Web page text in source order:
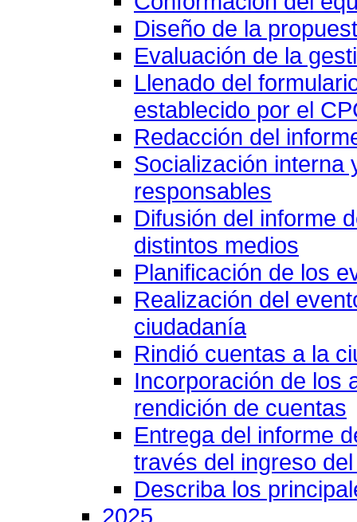
Diseño de la
Evaluación de la
Llenado del
establecido por el
Redacción del
Socialización interna
responsables
Difusión del informe
distintos medios
Planificación de los
Realización del
ciudadanía
Rindió cuentas a la
Incorporación de los
rendición de cuentas
Entrega del informe
través del ingreso
Describa los
2025